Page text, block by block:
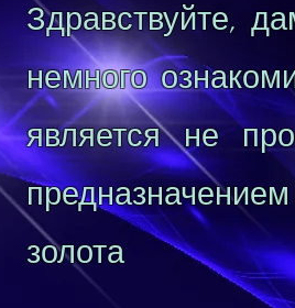
Здравствуйте,
немного
является не
золота